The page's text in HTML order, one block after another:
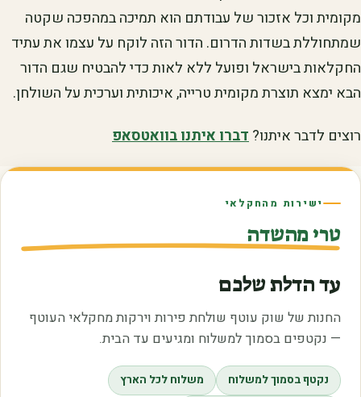
מקומית וכל אזכור של עבודתם הוא תמיכה במהפכה שקטה
שמתחוללת בשדות הדרום. הדור הזה לוקח על עצמו את עתיד
החקלאות בישראל ופועל ללא לאות כדי להבטיח שגם הדור
הבא ימצא תוצרת מקומית טרייה, איכותית וערכית על השולחן.
רוצים לדבר איתנו?דברו איתנו בוואטסאפ
ישירות מהחקלאי
טרי מהשדה
עד הדלת שלכם
החנות של שוק עוטף שולחת פירות וירקות מחקלאי העוטף
— נקטפים בסמוך למשלוח ומגיעים עד הבית.
נקטף בסמוך למשלוח
משלוח לכל הארץ